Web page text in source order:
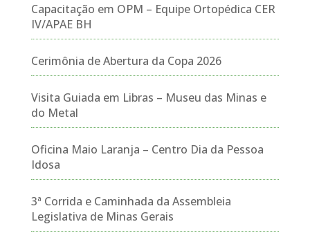
Capacitação em OPM – Equipe Ortopédica CER
IV/APAE BH
Cerimônia de Abertura da Copa 2026
Visita Guiada em Libras – Museu das Minas e
do Metal
Oficina Maio Laranja – Centro Dia da Pessoa
Idosa
3ª Corrida e Caminhada da Assembleia
Legislativa de Minas Gerais